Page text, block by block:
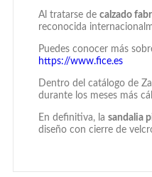
Al tratarse de calzado
reconocida
Puedes conocer más
https://www.fice.es
Dentro del catálogo de
durante los meses más
En definitiva, la sandalia
diseño con cierre de